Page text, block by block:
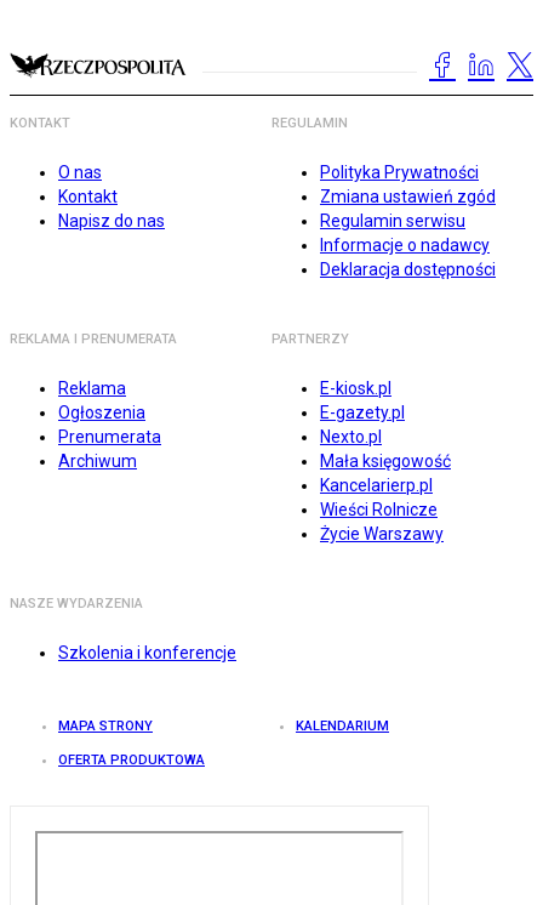
KONTAKT
O nas
Kontakt
Napisz do nas
REGULAMIN
Polityka Prywatności
Zmiana ustawień zgód
Regulamin serwisu
Informacje o nadawcy
Deklaracja dostępności
REKLAMA I PRENUMERATA
Reklama
Ogłoszenia
Prenumerata
Archiwum
PARTNERZY
E-kiosk.pl
E-gazety.pl
Nexto.pl
Mała księgowość
Kancelarierp.pl
Wieści Rolnicze
Życie Warszawy
NASZE WYDARZENIA
Szkolenia i konferencje
MAPA STRONY KALENDARIUM
OFERTA PRODUKTOWA